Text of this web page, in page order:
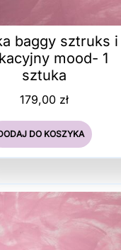
baggy sztruks i
mood- 1
sztuka
179,00 zł
DO KOSZYKA